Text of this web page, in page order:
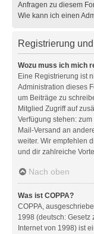
Anfragen zu diesem
Wie kann ich einen
Registrierung
Wozu muss ich mich
Eine Registrierung ist
Administration dieses
um Beiträge zu
Mitglied Zugriff auf
Verfügung stehen:
Mail-Versand an
weiter. Wir empfehlen
und dir zahlreiche
Nach oben
Was ist COPPA?
COPPA,
1998 (deutsch: Gesetz
Internet von 1998) ist